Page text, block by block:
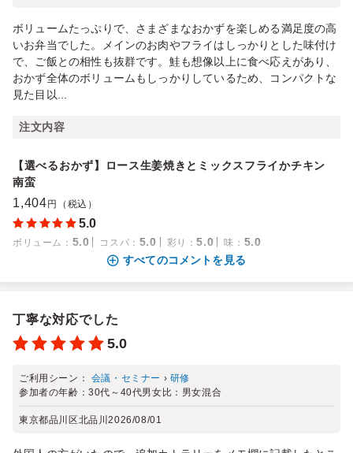
ボリュームたっぷりで、さまざまなおかずを楽しめる満足度の高
いお弁当でした。メインのお肉やフライはしっかりとした味付け
で、ご飯との相性も抜群です。鮭も想像以上に食べ応えがあり、
おかず全体のボリュームもしっかりしているため、コンパクトな
見た目以...
注文内容
【選べるおかず】ロース生姜焼きとミックスフライかチキン
南蛮
1,404 円（税込）
5.0
ボリューム ： 5.0 コスパ ： 5.0 彩り ：5.0 味 ： 5.0
すべてのコメントを見る
丁寧な対応でした
5.0
ご利用シーン： 会議・セミナー › 研修
参加者の年齢：30代～40代男女比： 男女混合
東京都品川区北品川2026/08/01